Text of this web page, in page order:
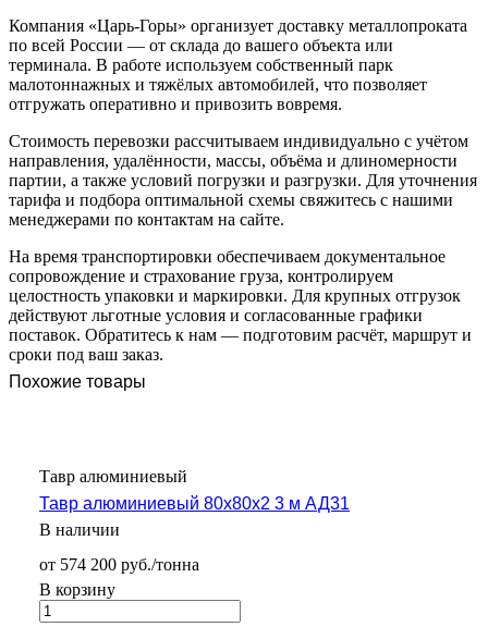
Компания «Царь-Горы» организует доставку металлопроката
по всей России — от склада до вашего объекта или
терминала. В работе используем собственный парк
малотоннажных и тяжёлых автомобилей, что позволяет
отгружать оперативно и привозить вовремя.
Стоимость перевозки рассчитываем индивидуально с учётом
направления, удалённости, массы, объёма и длиномерности
партии, а также условий погрузки и разгрузки. Для уточнения
тарифа и подбора оптимальной схемы свяжитесь с нашими
менеджерами по контактам на сайте.
На время транспортировки обеспечиваем документальное
сопровождение и страхование груза, контролируем
целостность упаковки и маркировки. Для крупных отгрузок
действуют льготные условия и согласованные графики
поставок. Обратитесь к нам — подготовим расчёт, маршрут и
сроки под ваш заказ.
Похожие товары
Тавр алюминиевый
Тавр алюминиевый 80х80х2 3 м АД31
В наличии
от 574 200 руб./тонна
В корзину